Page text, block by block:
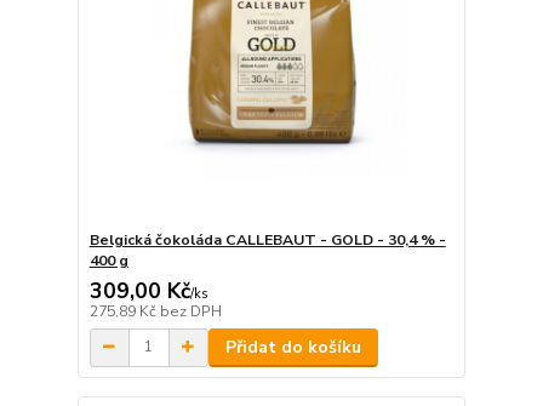
Belgická čokoláda CALLEBAUT - GOLD - 30,4 % -
400 g
309,00 Kč/ks
275,89 Kč bez DPH
Přidat do košíku